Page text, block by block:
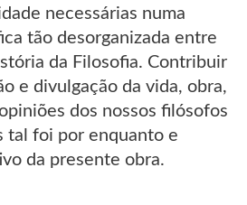
necessárias numa
tão desorganizada entre
da Filosofia. Contribuir
e divulgação da vida, obra,
dos nossos filósofos
tal foi por enquanto e
da presente obra.